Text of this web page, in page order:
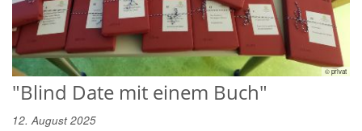
© privat
"Blind Date mit einem Buch"
12. August 2025